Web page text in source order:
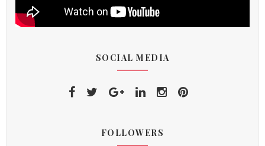
SOCIAL MEDIA
FOLLOWERS